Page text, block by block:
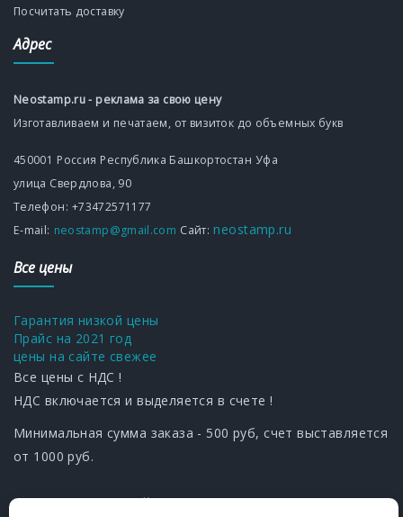
Посчитать доставку
Адрес
Neostamp.ru - реклама за свою цену
Изготавливаем и печатаем, от визиток до объемных букв
450001 Россия Республика Башкортостан Уфа
улица Свердлова, 90
Телефон: +73472571177
Е-mаil: neostamp@gmail.com Сайт: neostamp.ru
Все цены
Гарантия низкой цены
Прайс на 2021 год
цены на сайте свежее
Все цены с НДС !
НДС включается и выделяется в счете !
Минимальная сумма заказа - 500 руб, счет выставляется
от 1000 руб.
Мы –